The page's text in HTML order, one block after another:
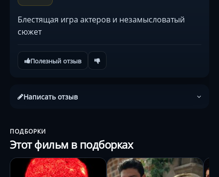
Блестящая игра актеров и незамысловатый
сюжет
Полезный отзыв
Написать отзыв
ПОДБОРКИ
Этот фильм в подборках